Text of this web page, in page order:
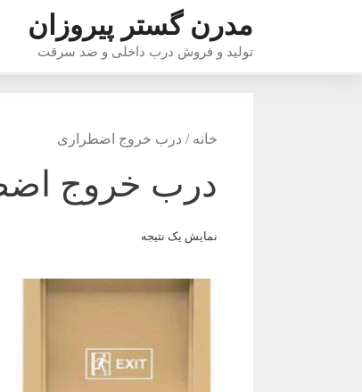
مدرن گستر پیروزان
تولید و فروش درب داخلی و ضد سرقت
خانه / درب خروج اضطراری
درب خروج
نمایش یک نتیجه